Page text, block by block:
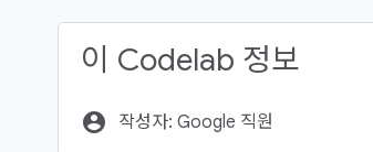
이 Codelab 정보
account_circle 작성자: Google 직원